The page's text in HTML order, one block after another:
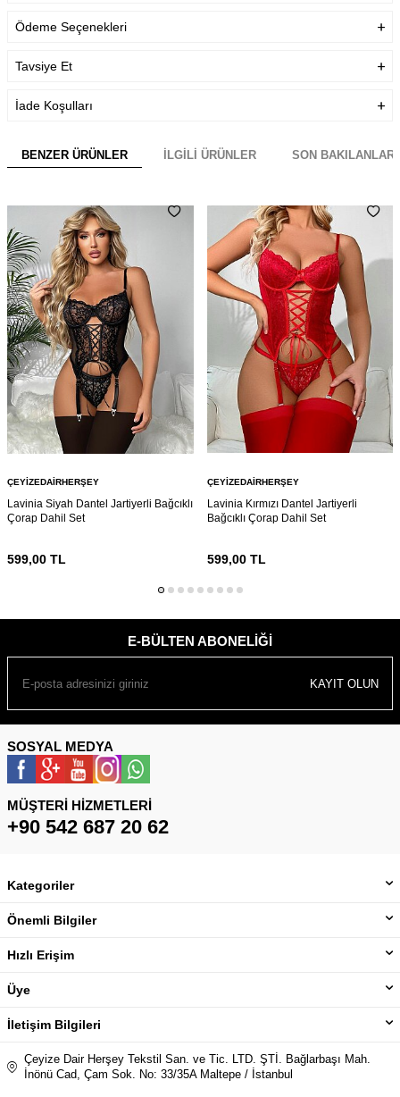
- Homewear olarak tasarlanmış bu set, evde geçirilen zamanları daha
keyifli hale getirmek için idealdir
Ödeme Seçenekleri
Tavsiye Et
İade Koşulları
BENZER ÜRÜNLER İLGILI ÜRÜNLER SON BAKILANLAR
ÇEYIZEDAIRHERŞEY
Lavinia Siyah Dantel Jartiyerli Bağcıklı
Çorap Dahil Set
599,00 TL
ÇEYIZEDAIRHERŞEY
Lavinia Kırmızı Dantel Jartiyerli
Bağcıklı Çorap Dahil Set
599,00TL
E-BÜLTEN ABONELIĞI
KAYIT OLUN
SOSYAL MEDYA
MÜŞTERI HIZMETLERI
+90 542 687 20 62
Kategoriler
Önemli Bilgiler
Hızlı Erişim
Üye
İletişim Bilgileri
Çeyize Dair Herşey Tekstil San. ve Tic. LTD. ŞTİ. Bağlarbaşı Mah.
İnönü Cad, Çam Sok. No: 33/35A Maltepe / İstanbul